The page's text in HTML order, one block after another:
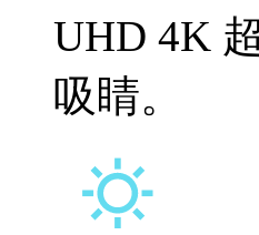
UHD 4K
吸睛。